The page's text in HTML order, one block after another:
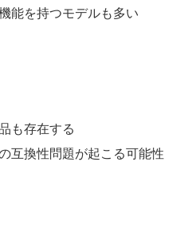
能を持つモデルも多い
も存在する
互換性問題が起こる可能性